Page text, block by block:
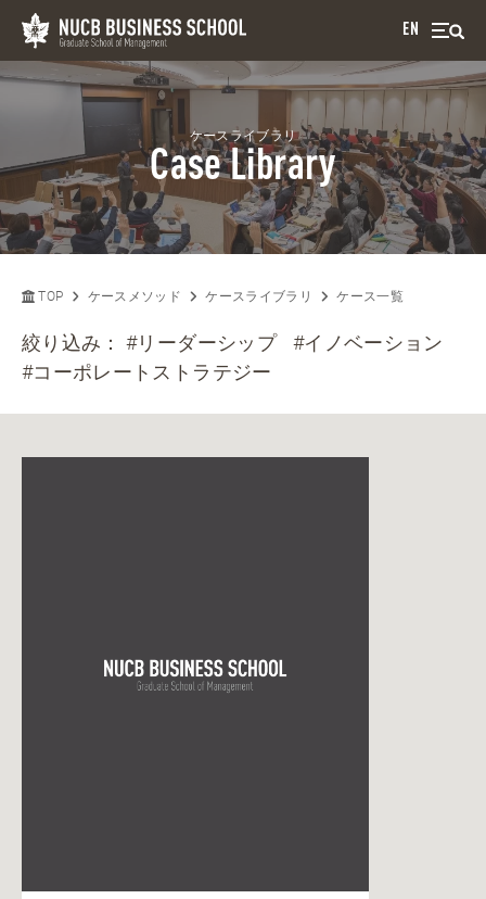
EN
ケースライブラリ
Case Library
TOP ケースメソッド ケースライブラリ ケース一覧
絞り込み：#リーダーシップ
#イノベーション
#コーポレートストラテジー